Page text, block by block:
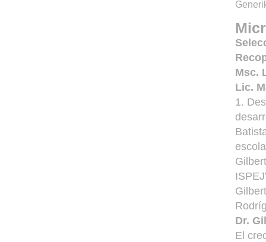
Msc.
Lic.
1.
Dr.
El